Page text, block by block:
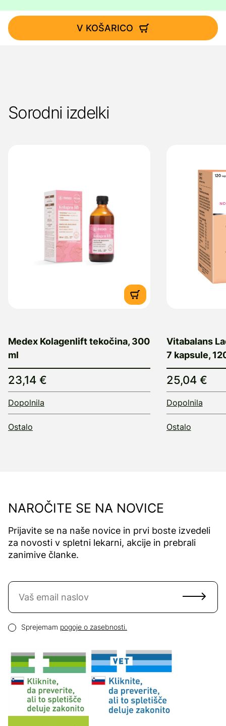
V KOŠARICO
Sorodni izdelki
Medex Kolagenlift tekočina, 300
ml
23,14 €
Dopolnila
Ostalo
Vitabalans
7 kapsule,
25,04 €
Dopolnila
Ostalo
NAROČITE SE NA NOVICE
Prijavite se na naše novice in prvi boste izvedeli
za novosti v spletni lekarni, akcije in prebrali
zanimive članke.
Naročite se na novice
Pogoji zasebnosti
Sprejemam pogoje o zasebnosti.